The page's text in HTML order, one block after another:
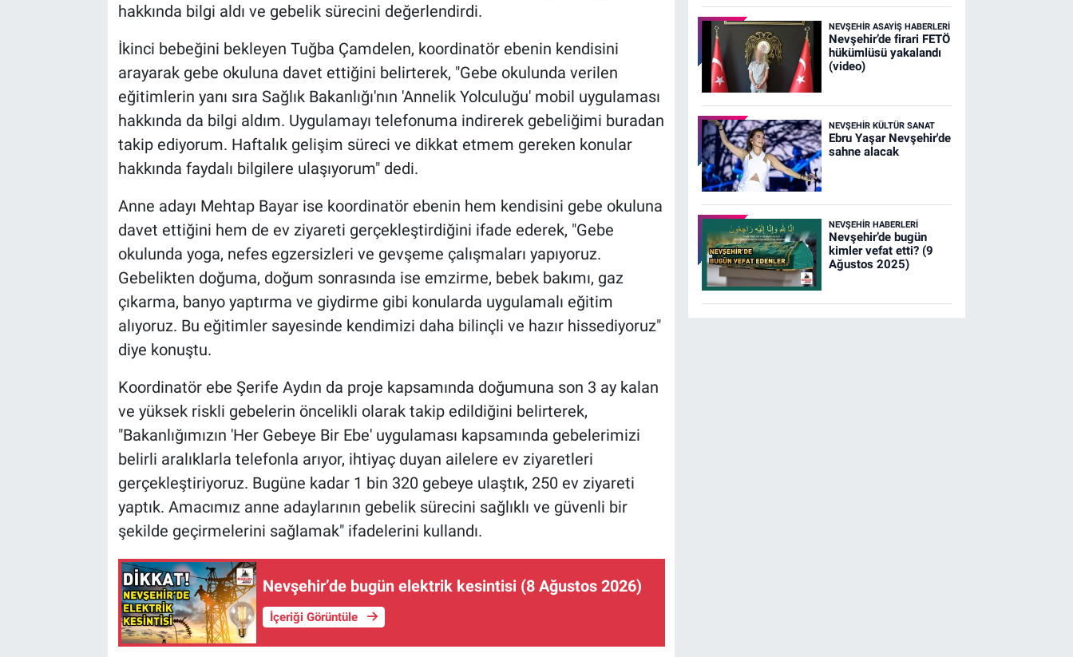
hakkında bilgi aldı ve gebelik sürecini değerlendirdi.
İkinci bebeğini bekleyen Tuğba Çamdelen, koordinatör ebenin kendisini
arayarak gebe okuluna davet ettiğini belirterek, "Gebe okulunda verilen
eğitimlerin yanı sıra Sağlık Bakanlığı'nın 'Annelik Yolculuğu' mobil uygulaması
hakkında da bilgi aldım. Uygulamayı telefonuma indirerek gebeliğimi buradan
takip ediyorum. Haftalık gelişim süreci ve dikkat etmem gereken konular
hakkında faydalı bilgilere ulaşıyorum" dedi.
Anne adayı Mehtap Bayar ise koordinatör ebenin hem kendisini gebe okuluna
davet ettiğini hem de ev ziyareti gerçekleştirdiğini ifade ederek, "Gebe
okulunda yoga, nefes egzersizleri ve gevşeme çalışmaları yapıyoruz.
Gebelikten doğuma, doğum sonrasında ise emzirme, bebek bakımı, gaz
çıkarma, banyo yaptırma ve giydirme gibi konularda uygulamalı eğitim
alıyoruz. Bu eğitimler sayesinde kendimizi daha bilinçli ve hazır hissediyoruz"
diye konuştu.
Koordinatör ebe Şerife Aydın da proje kapsamında doğumuna son 3 ay kalan
ve yüksek riskli gebelerin öncelikli olarak takip edildiğini belirterek,
"Bakanlığımızın 'Her Gebeye Bir Ebe' uygulaması kapsamında gebelerimizi
belirli aralıklarla telefonla arıyor, ihtiyaç duyan ailelere ev ziyaretleri
gerçekleştiriyoruz. Bugüne kadar 1 bin 320 gebeye ulaştık, 250 ev ziyareti
yaptık. Amacımız anne adaylarının gebelik sürecini sağlıklı ve güvenli bir
şekilde geçirmelerini sağlamak" ifadelerini kullandı.
Nevşehir’de bugün elektrik kesintisi (8 Ağustos 2026)
İçeriği Görüntüle
NEVŞEHIR ASAYIŞ HABERLERI
Nevşehir’de firari FETÖ
hükümlüsü yakalandı
(video)
NEVŞEHIR KÜLTÜR SANAT
Ebru Yaşar Nevşehir'de
sahne alacak
NEVŞEHIR HABERLERI
Nevşehir’de bugün
kimler vefat etti? (9
Ağustos 2025)